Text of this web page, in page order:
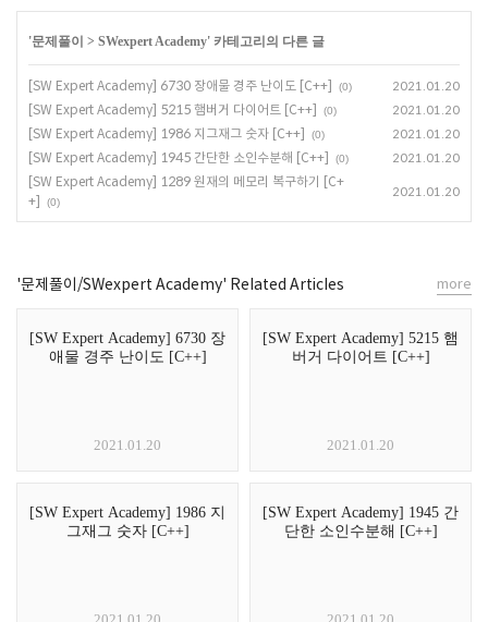
'문제풀이 > SWexpert Academy' 카테고리의 다른 글
[SW Expert Academy] 6730 장애물 경주 난이도 [C++] (0) 2021.01.20
[SW Expert Academy] 5215 햄버거 다이어트 [C++] (0) 2021.01.20
[SW Expert Academy] 1986 지그재그 숫자 [C++] (0) 2021.01.20
[SW Expert Academy] 1945 간단한 소인수분해 [C++] (0) 2021.01.20
[SW Expert Academy] 1289 원재의 메모리 복구하기 [C+
+]
(0)
2021.01.20
'문제풀이/SWexpert Academy' Related Articles
[SW Expert Academy] 6730 장
애물 경주 난이도 [C++]
2021.01.20
[SW Expert Academy] 5215 햄
버거 다이어트 [C++]
2021.01.20
[SW Expert Academy] 1986 지
그재그 숫자 [C++]
[SW Expert Academy] 1945 간
단한 소인수분해 [C++]
more